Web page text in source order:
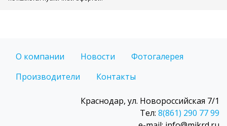
О компании Новости
Фотогалерея
Производители
Контакты
Краснодар, ул. Новороссийская 7/1
Тел: 8(861) 290 77 99